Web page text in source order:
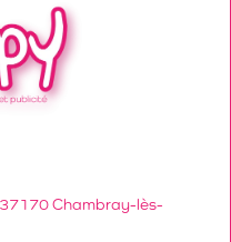
37170 Chambray-lès-